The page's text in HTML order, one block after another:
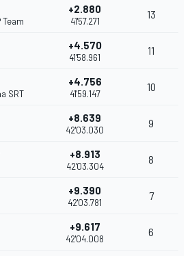
Team
+2.880
41'57.271
13
+4.570
41'58.961
11
SRT
+4.756
41'59.147
10
+8.639
42'03.030
9
+8.913
42'03.304
8
+9.390
42'03.781
7
+9.617
42'04.008
6